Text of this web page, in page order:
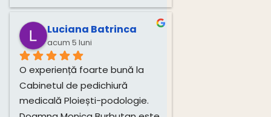
picioarelor. Multumim!!!
Luciana Batrinca
acum 5 luni
O experiență foarte bună la
Cabinetul de pedichiură
medicală Ploiești-podologie.